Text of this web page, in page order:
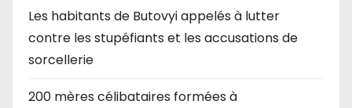
Les habitants de Butovyi appelés à lutter
contre les stupéfiants et les accusations de
sorcellerie
200 mères célibataires formées à